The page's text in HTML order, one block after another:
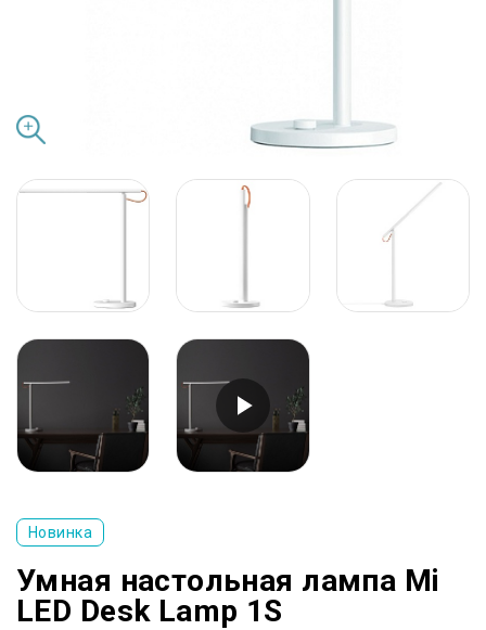
Новинка
Умная настольная лампа Mi
LED Desk Lamp 1S